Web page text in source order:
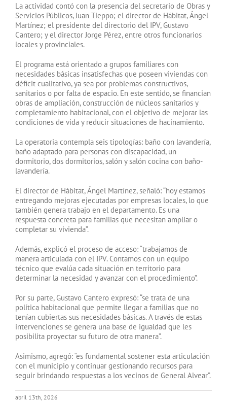
La actividad contó con la presencia del secretario de Obras y
Servicios Públicos, Juan Tieppo; el director de Hábitat, Ángel
Martínez; el presidente del directorio del IPV, Gustavo
Cantero; y el director Jorge Pérez, entre otros funcionarios
locales y provinciales.
El programa está orientado a grupos familiares con
necesidades básicas insatisfechas que poseen viviendas con
déficit cualitativo, ya sea por problemas constructivos,
sanitarios o por falta de espacio. En este sentido, se financian
obras de ampliación, construcción de núcleos sanitarios y
completamiento habitacional, con el objetivo de mejorar las
condiciones de vida y reducir situaciones de hacinamiento.
La operatoria contempla seis tipologías: baño con lavandería,
baño adaptado para personas con discapacidad, un
dormitorio, dos dormitorios, salón y salón cocina con baño-
lavandería.
El director de Hábitat, Ángel Martínez, señaló: “hoy estamos
entregando mejoras ejecutadas por empresas locales, lo que
también genera trabajo en el departamento. Es una
respuesta concreta para familias que necesitan ampliar o
completar su vivienda”.
Además, explicó el proceso de acceso: “trabajamos de
manera articulada con el IPV. Contamos con un equipo
técnico que evalúa cada situación en territorio para
determinar la necesidad y avanzar con el procedimiento”.
Por su parte, Gustavo Cantero expresó: “se trata de una
política habitacional que permite llegar a familias que no
tenían cubiertas sus necesidades básicas. A través de estas
intervenciones se genera una base de igualdad que les
posibilita proyectar su futuro de otra manera”.
Asimismo, agregó: “es fundamental sostener esta articulación
con el municipio y continuar gestionando recursos para
seguir brindando respuestas a los vecinos de General Alvear”.
abril 13th, 2026